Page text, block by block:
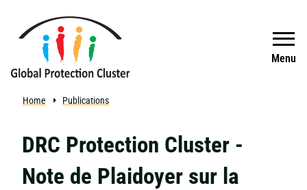
Menu
Search
Home Publications
DRC Protection Cluster -
Note de Plaidoyer sur la